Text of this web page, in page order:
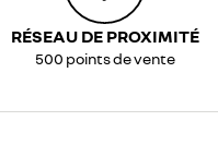
RÉSEAU DE PROXIMITÉ
500 points de vente